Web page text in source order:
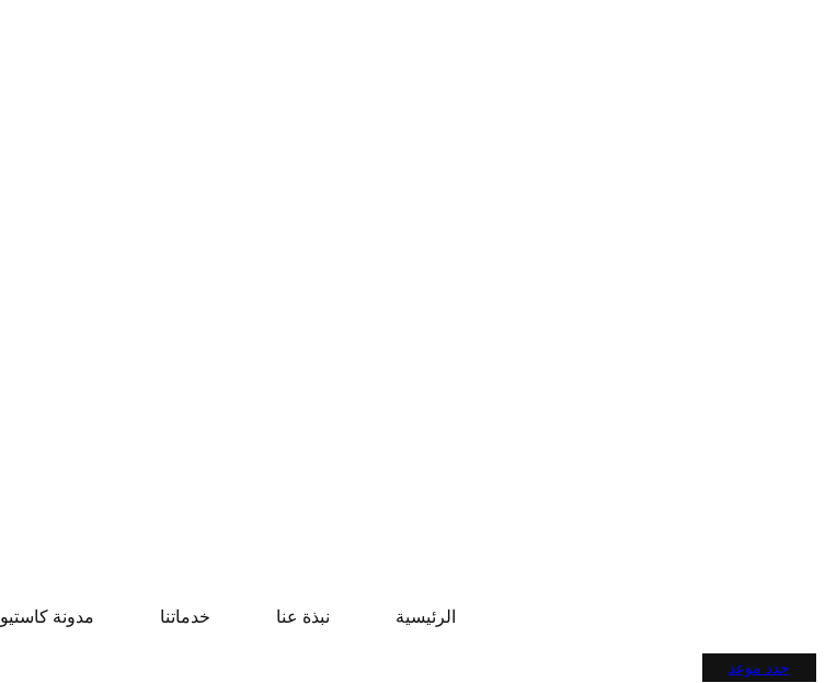
الرئيسية نبذة عنا خدماتنا مدونة كاستيو
حدد موعد